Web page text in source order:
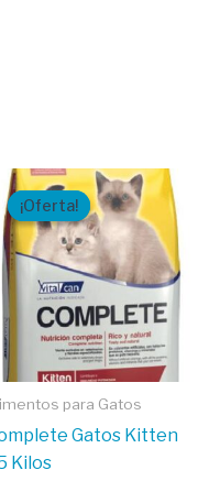
¡Oferta!
¡Oferta!
para Gatos
Gatos Kitten
Kilos
El
precio
original
era:
$18,30.
El
precio
actual
es:
$13,50.